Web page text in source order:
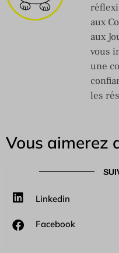
aux
aux
vous
une
les
Vous aimerez
Linkedin
Facebook